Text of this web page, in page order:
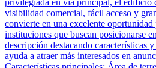
visibilidad comercial, fácil acceso y
convierte en una excelente oportunidad
instituciones que buscan posicionarse
descripción destacando características
ayuda a atraer más interesados en